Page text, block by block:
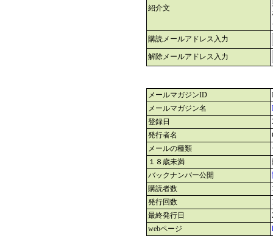
紹介文
購読メールアドレス入力
解除メールアドレス入力
メールマガジンID
メールマガジン名
登録日
発行者名
メールの種類
１８歳未満
バックナンバー公開
購読者数
発行回数
最終発行日
webページ